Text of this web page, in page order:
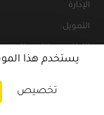
الإدارة
التمويل
يستخدم هذا
تخصيص